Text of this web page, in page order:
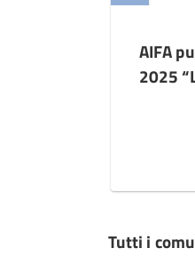
AIFA
2025
Tutti i